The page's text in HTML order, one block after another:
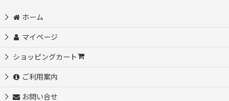
ホーム
マイページ
ショッピングカート
ご利用案内
お問い合せ